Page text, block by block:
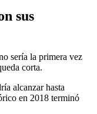
sus
sería la primera vez
corta.
alcanzar hasta
en 2018 terminó